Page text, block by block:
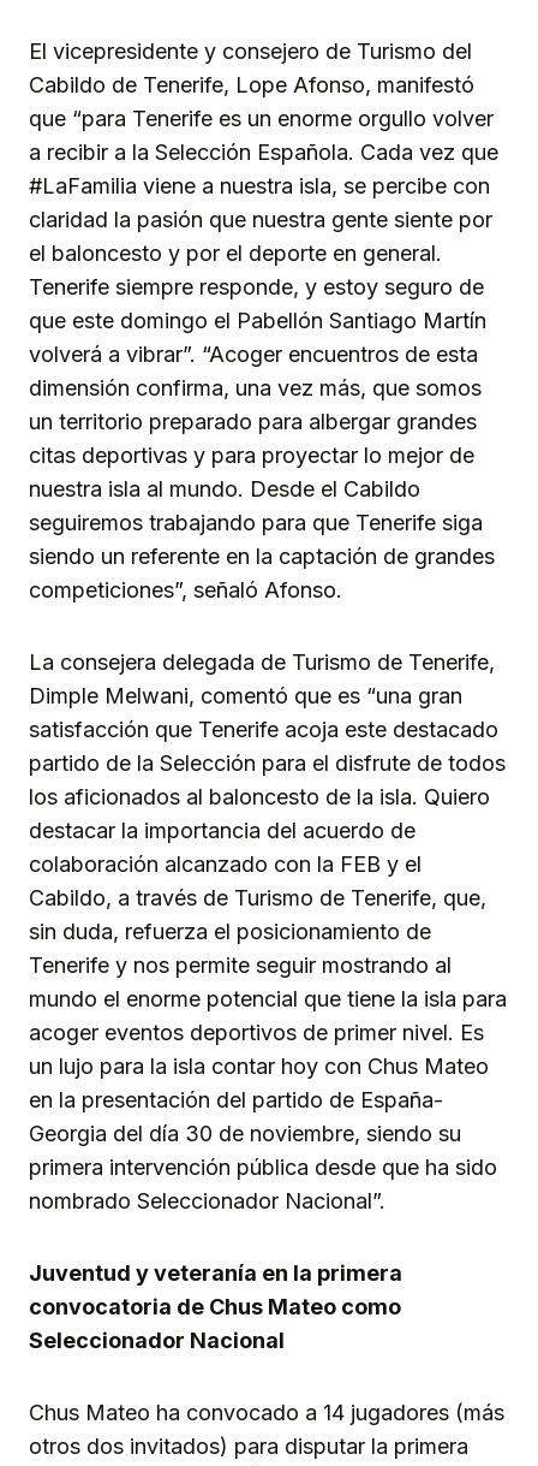
El vicepresidente y consejero de Turismo del
Cabildo de Tenerife, Lope Afonso, manifestó
que “para Tenerife es un enorme orgullo volver
a recibir a la Selección Española. Cada vez que
#LaFamilia viene a nuestra isla, se percibe con
claridad la pasión que nuestra gente siente por
el baloncesto y por el deporte en general.
Tenerife siempre responde, y estoy seguro de
que este domingo el Pabellón Santiago Martín
volverá a vibrar”. “Acoger encuentros de esta
dimensión confirma, una vez más, que somos
un territorio preparado para albergar grandes
citas deportivas y para proyectar lo mejor de
nuestra isla al mundo. Desde el Cabildo
seguiremos trabajando para que Tenerife siga
siendo un referente en la captación de grandes
competiciones”, señaló Afonso.
La consejera delegada de Turismo de Tenerife,
Dimple Melwani, comentó que es “una gran
satisfacción que Tenerife acoja este destacado
partido de la Selección para el disfrute de todos
los aficionados al baloncesto de la isla. Quiero
destacar la importancia del acuerdo de
colaboración alcanzado con la FEB y el
Cabildo, a través de Turismo de Tenerife, que,
sin duda, refuerza el posicionamiento de
Tenerife y nos permite seguir mostrando al
mundo el enorme potencial que tiene la isla para
acoger eventos deportivos de primer nivel. Es
un lujo para la isla contar hoy con Chus Mateo
en la presentación del partido de España-
Georgia del día 30 de noviembre, siendo su
primera intervención pública desde que ha sido
nombrado Seleccionador Nacional”.
Juventud y veteranía en la primera
convocatoria de Chus Mateo como
Seleccionador Nacional
Chus Mateo ha convocado a 14 jugadores (más
otros dos invitados) para disputar la primera